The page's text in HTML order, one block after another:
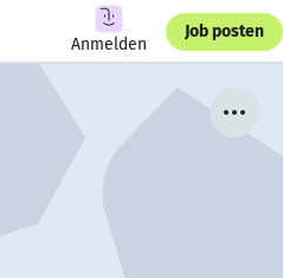
Anmelden
Job posten